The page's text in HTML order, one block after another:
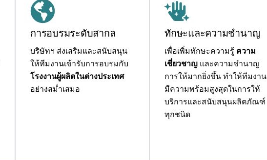
การอบรมระดับสากล
บริษัทฯ ส่งเสริมและสนับสนุน
ให้ทีมงานเข้ารับการอบรมกับ
โรงงานผู้ผลิตในต่างประเทศ
อย่างสม่ำเสมอ
ทักษะและความชำนาญ
เพื่อเพิ่มทักษะความรู้ ความ
เชี่ยวชาญ และความชำนาญ
การให้มากยิ่งขึ้น ทำให้ทีมงาน
มีความพร้อมสูงสุดในการให้
บริการและสนับสนุนผลิตภัณฑ์
ทุกชนิด